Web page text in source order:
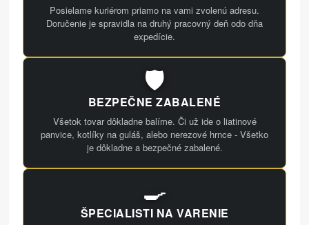
Posielame kuriérom priamo na vami zvolenú adresu.
Doručenie je spravidla na druhý pracovný deň odo dňa
expedície.
🛡️
BEZPEČNE ZABALENÉ
Všetok tovar dôkladne balíme. Či už ide o liatinové
panvice, kotlíky na guláš, alebo nerezové hrnce - Všetko
je dôkladne a bezpečné zabalené.
🍳
ŠPECIALISTI NA VARENIE